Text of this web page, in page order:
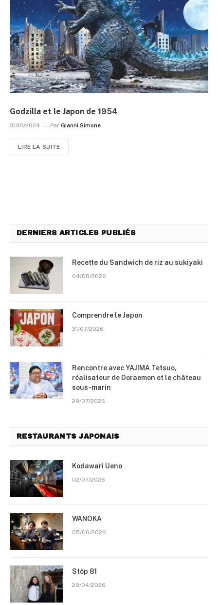
Godzilla et le Japon de 1954
31/10/2024 Par Gianni Simone
LIRE LA SUITE
DERNIERS ARTICLES PUBLIÉS
Recette du Sandwich de riz au sukiyaki
04/08/2026
Comprendre le Japon
31/07/2026
Rencontre avec YAJIMA Tetsuo,
réalisateur de Doraemon et le château
sous-marin
29/07/2026
RESTAURANTS JAPONAIS
Kodawari Ueno
02/07/2026
WANOKA
05/06/2026
Stōp 81
29/04/2026